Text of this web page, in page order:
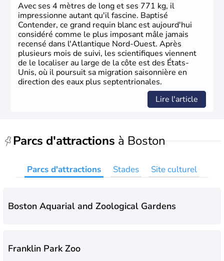
Avec ses 4 mètres de long et ses 771 kg, il
impressionne autant qu'il fascine. Baptisé
Contender, ce grand requin blanc est aujourd'hui
considéré comme le plus imposant mâle jamais
recensé dans l'Atlantique Nord-Ouest. Après
plusieurs mois de suivi, les scientifiques viennent
de le localiser au large de la côte est des États-
Unis, où il poursuit sa migration saisonnière en
direction des eaux plus septentrionales.
Lire l'article
Parcs d'attractions à Boston
Parcs d'attractions Stades Site culturel
Boston Aquarial and Zoological Gardens
Franklin Park Zoo